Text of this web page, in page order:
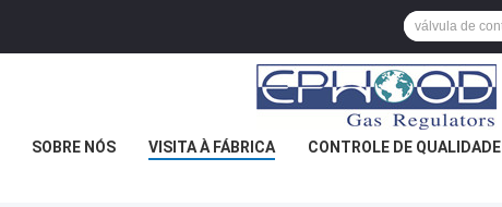
SOBRE NÓS VISITA À FÁBRICA CONTROLE DE QUALIDADE